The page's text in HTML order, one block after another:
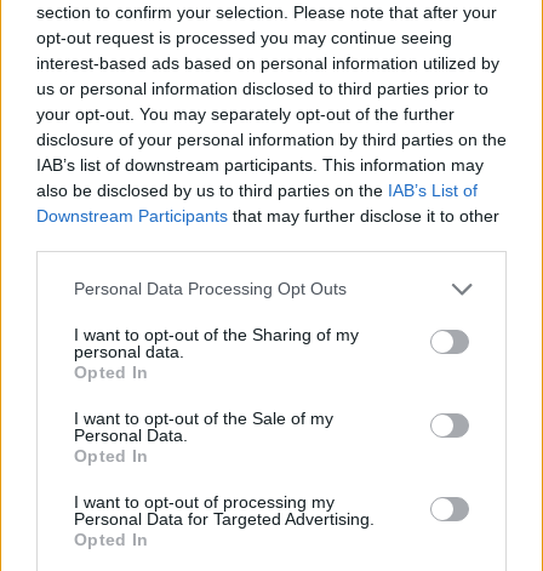
section to confirm your selection. Please note that after your
opt-out request is processed you may continue seeing
interest-based ads based on personal information utilized by
us or personal information disclosed to third parties prior to
your opt-out. You may separately opt-out of the further
disclosure of your personal information by third parties on the
IAB’s list of downstream participants. This information may
also be disclosed by us to third parties on the IAB’s List of
Downstream Participants that may further disclose it to other
Personal Data Processing Opt Outs
I want to opt-out of the Sharing of my
personal data.
Opted In
I want to opt-out of the Sale of my
Personal Data.
Opted In
I want to opt-out of processing my
Personal Data for Targeted Advertising.
Opted In
ΕΝΗΜΕΡΩΤΙΚΗ ΕΚΔΗΛΩΣΗ
ΠΕΡΙΣΣΟΤΕΡΑ ΣΤΗΝ ΙΔΙΑ ΚΑΤΗΓΟΡΙΑ
«Εκρήξεις» όταν κλείνει η οθόνη:
Τέσσερις τρόποι για να περιορίσουν
οι γονείς τις συγκρούσεις με τα
06 Ιουλίου 2026
Επιστολή διεθνούς φορέα στον
Μητσοτάκη και ανησυχία για τις
αλλαγές στα στεγνά προγράμματα